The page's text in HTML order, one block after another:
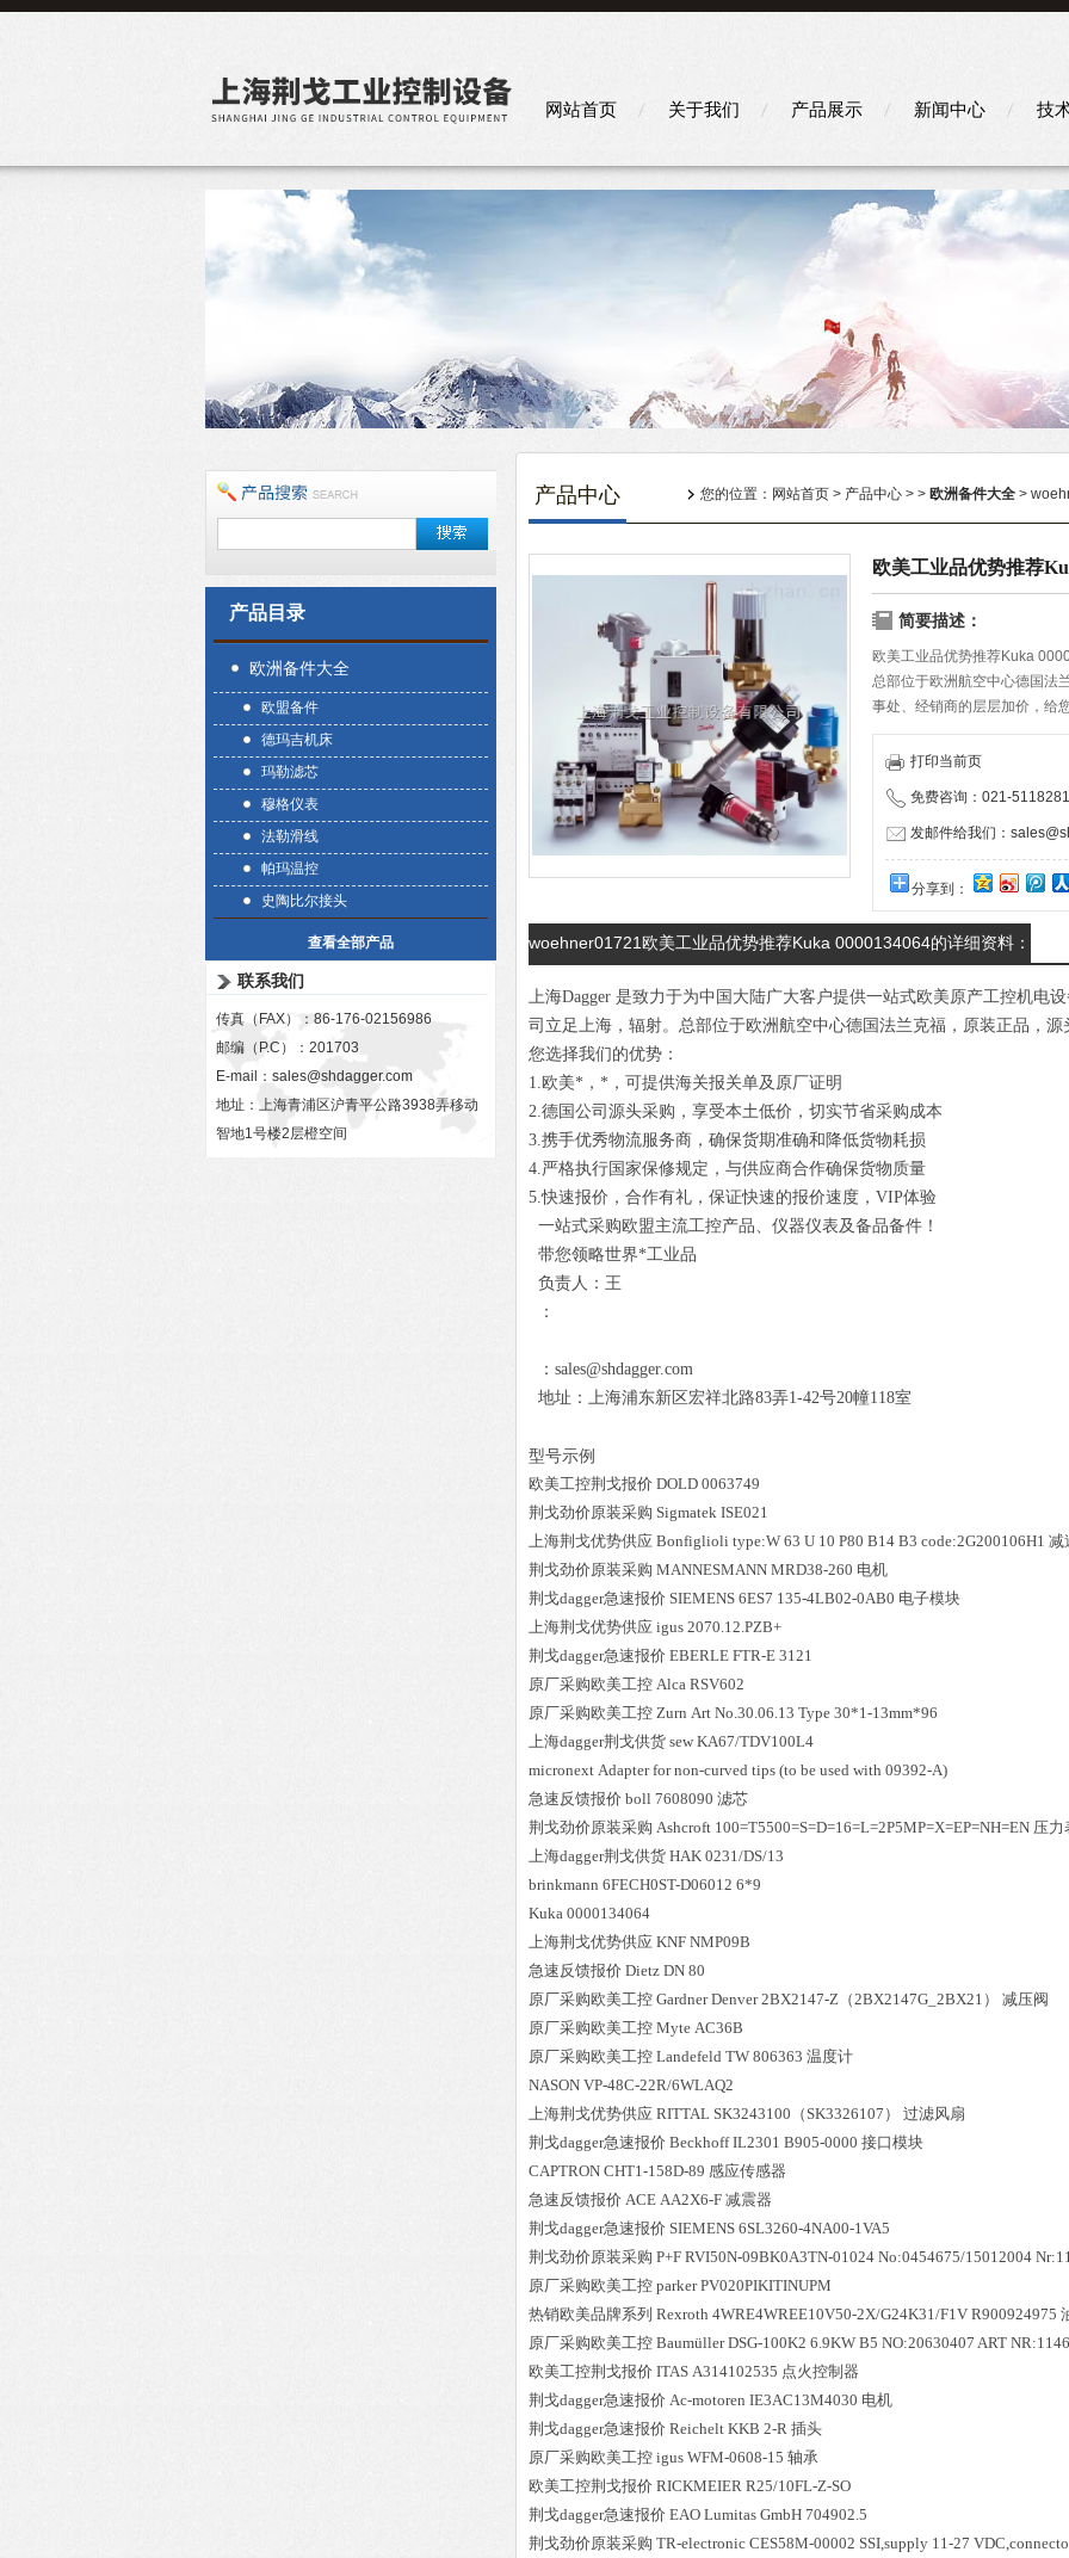
网站首页 关于我们 产品展示 新闻中心 技
产品目录
欧洲备件大全
欧盟备件
德玛吉机床
玛勒滤芯
穆格仪表
法勒滑线
帕玛温控
史陶比尔接头
查看全部产品
联系我们
传真（FAX）：86-176-02156986
邮编（P.C）：201703
E-mail： sales@shdagger.com
地址：上海青浦区沪青平公路3938弄移动
智地1号楼2层橙空间
产品中心 您的位置： 网站首页 > 产品中心 > > 欧洲备件大全 >
欧美工业品优势推荐
简要描述：
欧美工业品优势推荐Kuka
总部位于欧洲航空中心德国法
事处、经销商的层层加价，给
物流服务商携手合作，保证货
打印当前页
免费咨询：021-
发邮件给我们：
分享到：
woehner01721欧美工业品优势推荐Kuka 0000134064的详细资料：
上海Dagger 是致力于为中国大陆广大客户提供一站式欧美原产工控机电
司立足上海，辐射。总部位于欧洲航空中心德国法兰克福，原装正品，源
您选择我们的优势：
1.欧美*，*，可提供海关报关单及原厂证明
2.德国公司源头采购，享受本土低价，切实节省采购成本
3.携手优秀物流服务商，确保货期准确和降低货物耗损
4.严格执行国家保修规定，与供应商合作确保货物质量
5.快速报价，合作有礼，保证快速的报价速度，VIP体验
一站式采购欧盟主流工控产品、仪器仪表及备品备件！
带您领略世界*工业品
负责人：王
：
：sales@shdagger.com
地址：上海浦东新区宏祥北路83弄1-42号20幢118室
型号示例
欧美工控荆戈报价 DOLD 0063749
荆戈劲价原装采购 Sigmatek ISE021
上海荆戈优势供应 Bonfiglioli type:W 63 U 10 P80 B14 B3 code:2G200106H1 减
荆戈劲价原装采购 MANNESMANN MRD38-260 电机
荆戈dagger急速报价 SIEMENS 6ES7 135-4LB02-0AB0 电子模块
上海荆戈优势供应 igus 2070.12.PZB+
荆戈dagger急速报价 EBERLE FTR-E 3121
原厂采购欧美工控 Alca RSV602
原厂采购欧美工控 Zurn Art No.30.06.13 Type 30*1-13mm*96
上海dagger荆戈供货 sew KA67/TDV100L4
micronext Adapter for non-curved tips (to be used with 09392-A)
急速反馈报价 boll 7608090 滤芯
荆戈劲价原装采购 Ashcroft 100=T5500=S=D=16=L=2P5MP=X=EP=NH=EN 压力
上海dagger荆戈供货 HAK 0231/DS/13
brinkmann 6FECH0ST-D06012 6*9
Kuka 0000134064
上海荆戈优势供应 KNF NMP09B
急速反馈报价 Dietz DN 80
原厂采购欧美工控 Gardner Denver 2BX2147-Z（2BX2147G_2BX21）
减压阀
原厂采购欧美工控 Myte AC36B
原厂采购欧美工控 Landefeld TW 806363 温度计
NASON VP-48C-22R/6WLAQ2
上海荆戈优势供应 RITTAL SK3243100（SK3326107）
过滤风扇
荆戈dagger急速报价 Beckhoff IL2301 B905-0000 接口模块
CAPTRON CHT1-158D-89 感应传感器
急速反馈报价 ACE AA2X6-F 减震器
荆戈dagger急速报价 SIEMENS 6SL3260-4NA00-1VA5
荆戈劲价原装采购 P+F RVI50N-09BK0A3TN-01024 No:0454675/15012004
原厂采购欧美工控 parker PV020PIKITINUPM
热销欧美品牌系列 Rexroth 4WRE4WREE10V50-2X/G24K31/F1V R900924975
原厂采购欧美工控 Baumüller DSG-100K2 6.9KW B5 NO:20630407 ART
欧美工控荆戈报价 ITAS A314102535 点火控制器
荆戈dagger急速报价 Ac-motoren IE3AC13M4030 电机
荆戈dagger急速报价 Reichelt KKB 2-R 插头
原厂采购欧美工控 igus WFM-0608-15 轴承
欧美工控荆戈报价 RICKMEIER R25/10FL-Z-SO
荆戈dagger急速报价 EAO Lumitas GmbH 704902.5
荆戈劲价原装采购 TR-electronic CES58M-00002 SSI,supply 11-27